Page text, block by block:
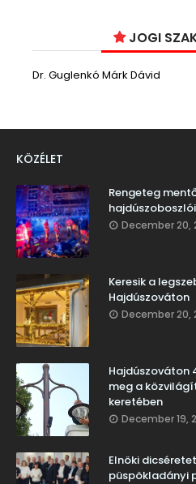
JOGI
Dr. Guglenkó Márk Dávid
KÖZÉLET
Rengeteg
December 20,
Keresik a
Hajdúszováton
December 20,
Hajdúszováton
meg a
keretében
December 19,
Elnöki
püspökladányi